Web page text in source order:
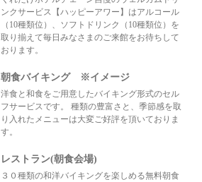
ンクサービス【ハッピーアワー】はアルコール
（10種類位）、ソフトドリンク（10種類位）を
取り揃えて毎日みなさまのご来館をお待ちして
おります。
朝食バイキング ※イメージ
洋食と和食をご用意したバイキング形式のセル
フサービスです。 種類の豊富さと、季節感を取
り入れたメニューは大変ご好評を頂いておりま
す。
レストラン(朝食会場)
３０種類の和洋バイキングを楽しめる無料朝食